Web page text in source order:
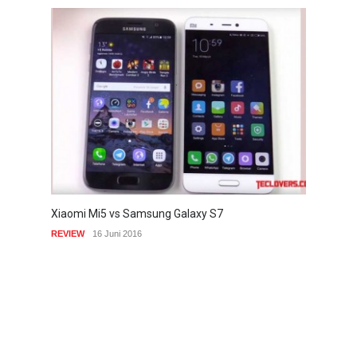
Xiaomi Mi5 vs Samsung Galaxy S7
REVIEW 16 Juni 2016